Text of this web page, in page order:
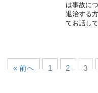
は事故に
退治する
てお話し
« 前へ 1 2 3